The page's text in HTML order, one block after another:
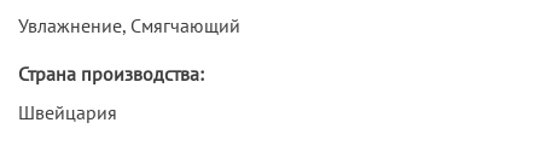
Увлажнение, Смягчающий
Страна производства:
Швейцария